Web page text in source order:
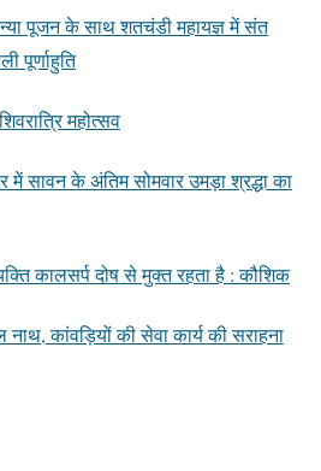
पूजन के साथ शतचंडी महायज्ञ में संत
पूर्णाहुति
महोत्सव
में सावन के अंतिम सोमवार उमड़ा श्रद्धा का
कालसर्प दोष से मुक्त रहता है : कौशिक
कांवड़ियों की सेवा कार्य की सराहना